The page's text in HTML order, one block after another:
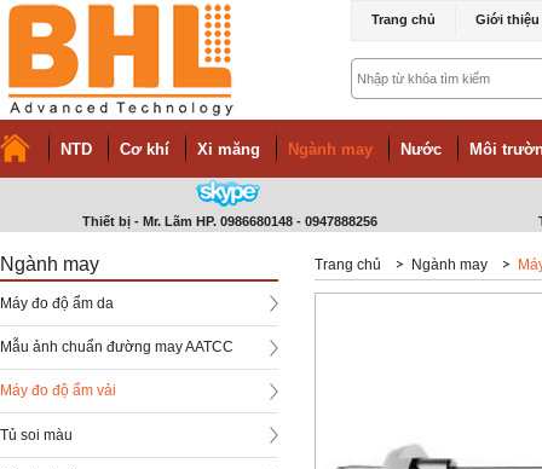
Trang chủ Giới thiệu
NTD Cơ khí Xi măng Ngành may Nước Môi
Thiết bị - Mr. Lãm HP. 0986680148 - 0947888256
Ngành may
Máy đo độ ẩm da
Mẫu ảnh chuẩn đường may AATCC
Máy đo độ ẩm vải
Tủ soi màu
Trang chủ Ngành may